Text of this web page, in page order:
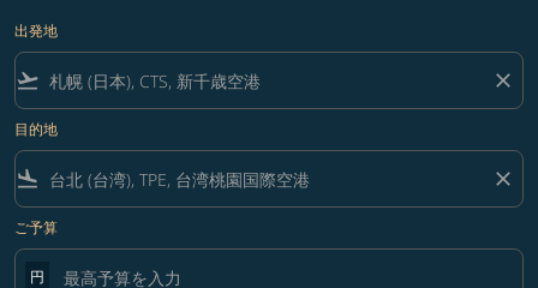
出発地
flight_takeoff close
目的地
flight_land close
ご予算
円